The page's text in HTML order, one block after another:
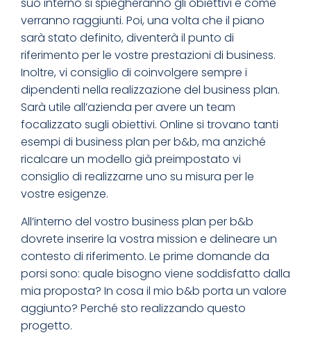
suo interno si spiegheranno gli obiettivi e come
verranno raggiunti. Poi, una volta che il piano
sarà stato definito, diventerà il punto di
riferimento per le vostre prestazioni di business.
Inoltre, vi consiglio di coinvolgere sempre i
dipendenti nella realizzazione del business plan.
Sarà utile all’azienda per avere un team
focalizzato sugli obiettivi. Online si trovano tanti
esempi di business plan per b&b, ma anziché
ricalcare un modello già preimpostato vi
consiglio di realizzarne uno su misura per le
vostre esigenze.
All’interno del vostro business plan per b&b
dovrete inserire la vostra mission e delineare un
contesto di riferimento. Le prime domande da
porsi sono: quale bisogno viene soddisfatto dalla
mia proposta? In cosa il mio b&b porta un valore
aggiunto? Perché sto realizzando questo
progetto.